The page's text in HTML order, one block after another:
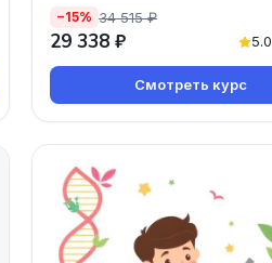
−15% 34 515 ₽
29 338 ₽ 5.0
Смотреть курс